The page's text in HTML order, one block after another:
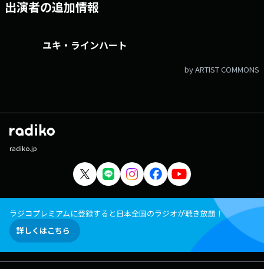
出演者の追加情報
ユキ・ラインハート
by ARTIST COMMONS
radiko.jp
ラジコプレミアムに登録すると日本全国のラジオが聴き放題！
詳しくはこちら